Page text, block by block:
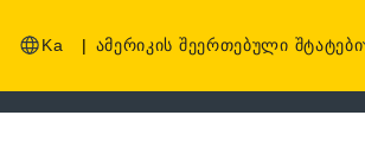
Ka | ამერიკის შეერთებული შტატები